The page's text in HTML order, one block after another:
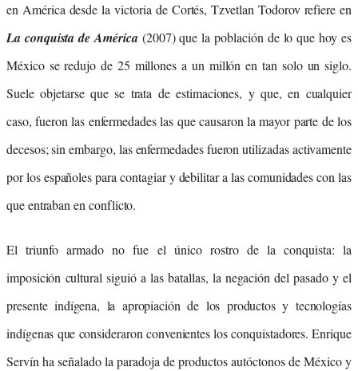
en América desde la victoria de Cortés, Tzvetlan Todorov refiere en
La conquista de América(2007) que la población de lo quehoy es
México se redujo de 25 millones a un millón en tan solo un siglo.
Suele objetarse que se trata de estimaciones, y que, en cualquier
caso, fueron las enfermedades las que causaron la mayor parte de los
decesos; sin embargo, las enfermedades fueron utilizadas activamente
por los españoles para contagiar y debilitar a las comunidades con las
que entraban en conflicto.
El triunfo armado no fue el único rostro de la conquista: la
imposición cultural siguió a las batallas, la negación del pasado y el
presente indígena, la apropiación de los productos y tecnologías
indígenas que consideraron convenientes los conquistadores. Enrique
Servín ha señalado la paradoja de productos autóctonos de México y